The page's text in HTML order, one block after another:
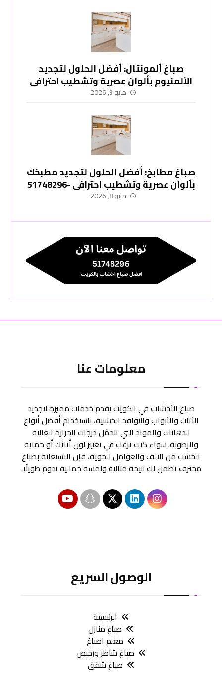
صباغ ألمونتال: أفضل الحلول لتجديد
الألمنيوم بألوان عصرية وتشطيب احترافي
-51748296 مايو 9, 2026
صباغ مطابخ: أفضل الحلول لتجديد مطبخك
بألوان عصرية وتشطيب احترافي -51748296
مايو 8, 2026
معلومات عنا
صباغ الأخشاب في الكويت يقدم خدمات مميزة لتجديد
الأثاث والأبواب والنوافذ الخشبية، باستخدام أفضل أنواع
الدهانات والمواد التي تتحمّل درجات الحرارة العالية
والرطوبة. سواء كنت ترغب في تغيير لون أثاثك أو حماية
الخشب من التلف والعوامل الجوية، فإن الاستعانة بصباغ
محترف تضمن لك نتيجة مثالية ولمسة جمالية تدوم طويلًا.
الوصول السريع
الرئيسية
صباغ منازل
معلم اصباغ
صباغ شاطر ورخيص
صباغ شقق